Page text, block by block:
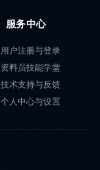
服务中心
用户注册与登录
资料员技能学堂
技术支持与反馈
个人中心与设置